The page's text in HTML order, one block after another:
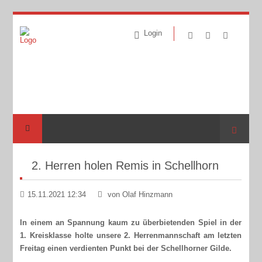
Login
Suche
2. Herren holen Remis in Schellhorn
15.11.2021 12:34 von Olaf Hinzmann
In einem an Spannung kaum zu überbietenden Spiel in der
1. Kreisklasse holte unsere 2. Herrenmannschaft am letzten
Freitag einen verdienten Punkt bei der Schellhorner Gilde.